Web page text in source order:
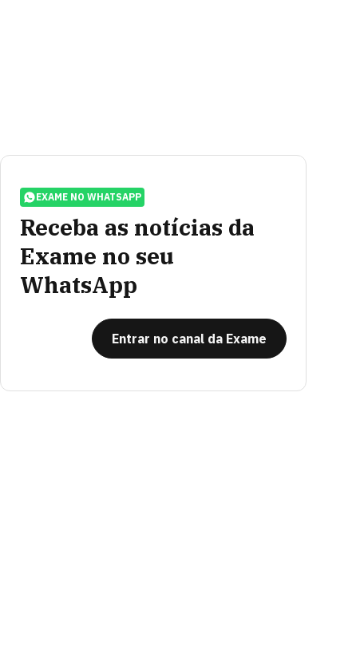
EXAME NO WHATSAPP
Receba as notícias da
Exame no seu
WhatsApp
Entrar no canal da Exame